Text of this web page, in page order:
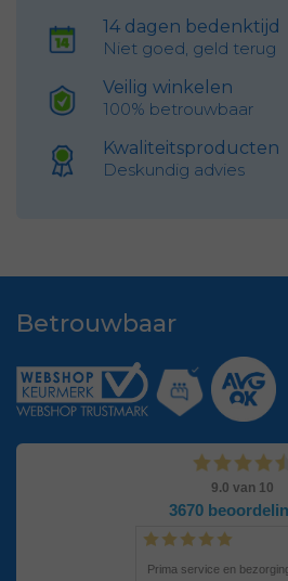
14 dagen bedenktijd
Niet goed, geld terug
Veilig winkelen
100% betrouwbaar
Kwaliteitsproducten
Deskundig advies
Betrouwbaar